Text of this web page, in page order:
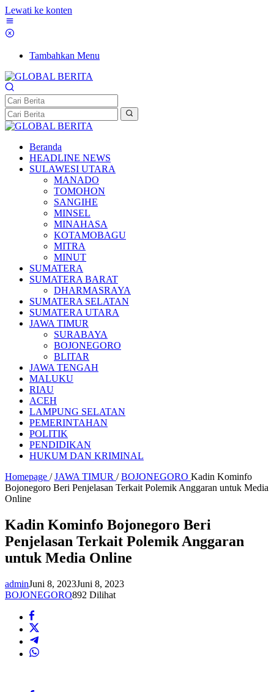
Lewati ke konten
Tambahkan Menu
Beranda
HEADLINE NEWS
SULAWESI UTARA
MANADO
TOMOHON
SANGIHE
MINSEL
MINAHASA
KOTAMOBAGU
MITRA
MINUT
SUMATERA
SUMATERA BARAT
DHARMASRAYA
SUMATERA SELATAN
SUMATERA UTARA
JAWA TIMUR
SURABAYA
BOJONEGORO
BLITAR
JAWA TENGAH
MALUKU
RIAU
ACEH
LAMPUNG SELATAN
PEMERINTAHAN
POLITIK
PENDIDIKAN
HUKUM DAN KRIMINAL
Homepage / JAWA TIMUR / BOJONEGORO Kadin Kominfo
Bojonegoro Beri Penjelasan Terkait Polemik Anggaran untuk Media
Online
Kadin Kominfo Bojonegoro Beri
Penjelasan Terkait Polemik Anggaran
untuk Media Online
adminJuni 8, 2023Juni 8, 2023
BOJONEGORO892 Dilihat